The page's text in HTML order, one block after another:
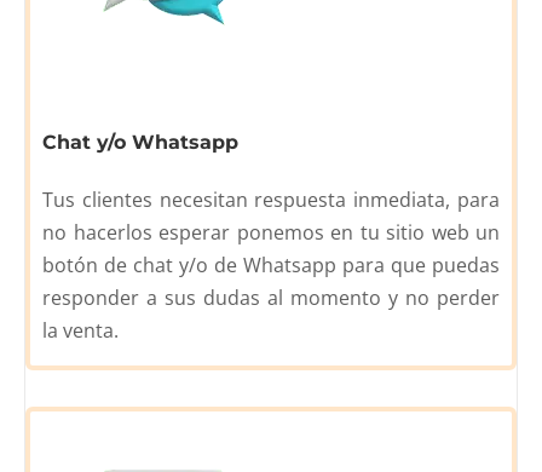
Chat y/o Whatsapp
Tus clientes necesitan respuesta inmediata, para
no hacerlos esperar ponemos en tu sitio web un
botón de chat y/o de Whatsapp para que puedas
responder a sus dudas al momento y no perder
la venta.